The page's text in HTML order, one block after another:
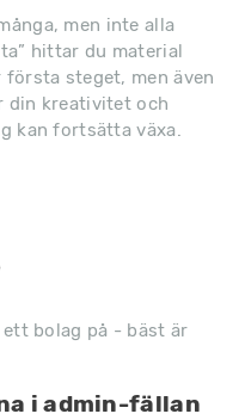
men inte alla
hittar du material
steget, men även
din kreativitet och
kan fortsätta växa.
bolag på - bäst är
i admin-fällan